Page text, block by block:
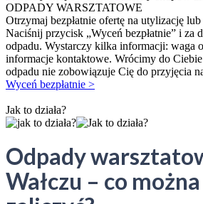
ODPADY WARSZTATOWE
Otrzymaj bezpłatnie ofertę na utylizację
Naciśnij przycisk „Wyceń bezpłatnie” i za
odpadu. Wystarczy kilka informacji: waga
informacje kontaktowe. Wrócimy do
odpadu nie zobowiązuje Cię do przyjęcia
Wyceń bezpłatnie >
Jak to działa?
Odpady
Wałczu – co